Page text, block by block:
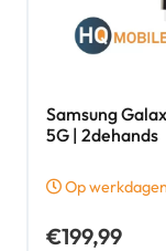
Samsung
5G | 2dehands
Op
€199,99